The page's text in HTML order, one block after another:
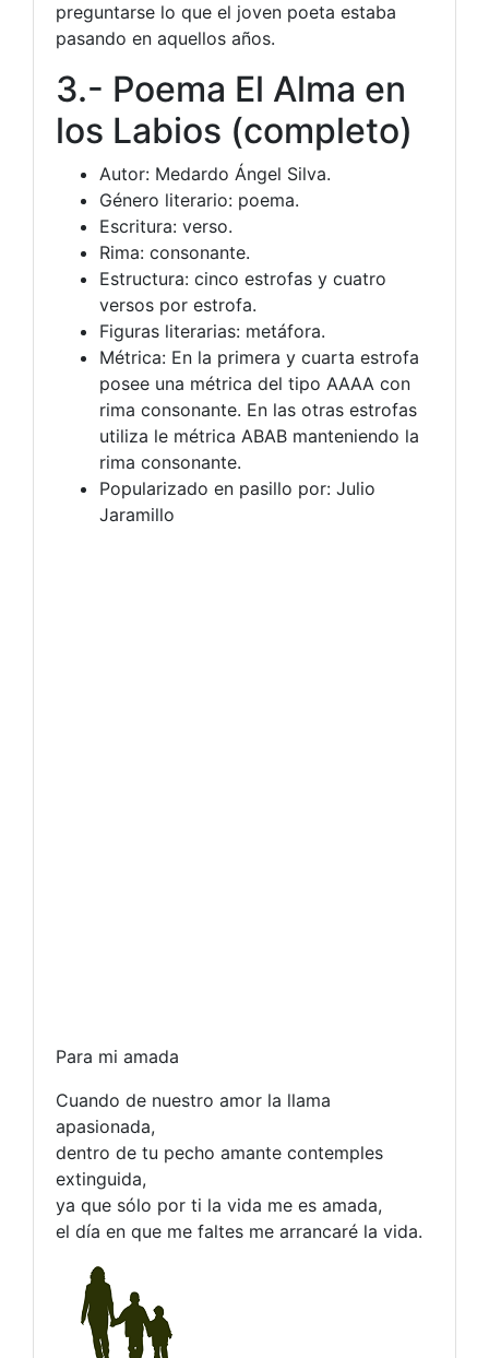
preguntarse lo que el joven poeta estaba
pasando en aquellos años.
3.- Poema El Alma en
los Labios (completo)
Autor: Medardo Ángel Silva.
Género literario: poema.
Escritura: verso.
Rima: consonante.
Estructura: cinco estrofas y cuatro
versos por estrofa.
Figuras literarias: metáfora.
Métrica: En la primera y cuarta estrofa
posee una métrica del tipo AAAA con
rima consonante. En las otras estrofas
utiliza le métrica ABAB manteniendo la
rima consonante.
Popularizado en pasillo por: Julio
Jaramillo
Para mi amada
Cuando de nuestro amor la llama
apasionada,
dentro de tu pecho amante contemples
extinguida,
ya que sólo por ti la vida me es amada,
el día en que me faltes me arrancaré la vida.